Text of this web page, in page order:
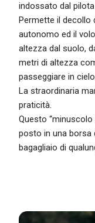
indossato dal
Permette il decollo
autonomo ed il
altezza dal suolo,
metri di altezza
passeggiare in
La straordinaria
praticità.
Questo
posto in una borsa
bagagliaio di